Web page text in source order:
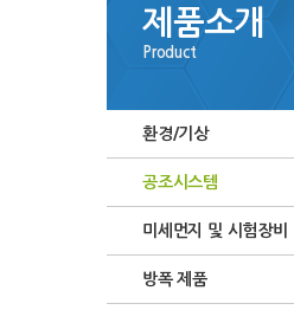
제품소개
Product
환경/기상
공조시스템
미세먼지 및 시험장비
방폭 제품